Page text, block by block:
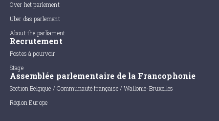
Over het parlement
Uber das parlement
About the parliament
Recrutement
Postes à pourvoir
Stage
Assemblée parlementaire de la Francophonie
Section Belgique / Communauté française / Wallonie-Bruxelles
Région Europe